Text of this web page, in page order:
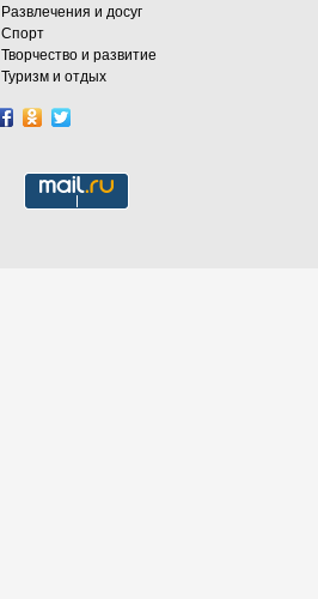
Развлечения и досуг
Спорт
Творчество и развитие
Туризм и отдых